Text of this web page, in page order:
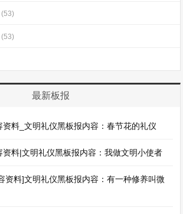
(53)
(53)
最新板报
料_文明礼仪黑板报内容：春节花的礼仪
资料|文明礼仪黑板报内容：我做文明小使者
资料]文明礼仪黑板报内容：有一种修养叫微